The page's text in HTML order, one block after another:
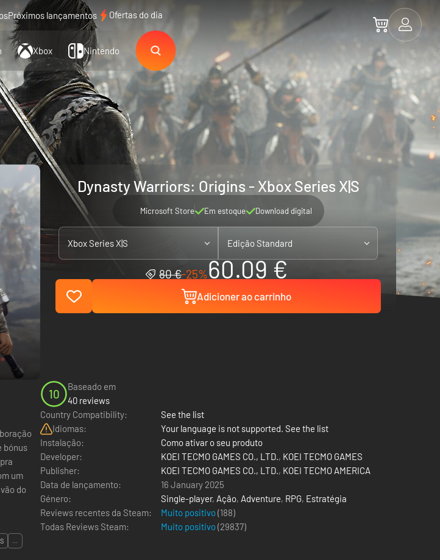
Próximos lançamentos Ofertas do dia
Xbox Nintendo
Dynasty Warriors: Origins - Xbox Series X|S
Microsoft Store Em estoque Download digital
Xbox Series X|S Edição Standard
80 €-25%60.09 €
Adicioner ao carrinho
bónus
um
do
10
Baseado em
40 reviews
Country Compatibility:
See the list
Idiomas:
Your language is not supported. See the list
Instalação:
Como ativar o seu produto
Developer:
KOEI TECMO GAMES CO., LTD., KOEI TECMO GAMES
Publisher:
KOEI TECMO GAMES CO., LTD., KOEI TECMO AMERICA
Data de lançamento:
16 January 2025
Género:
Single-player, Ação, Adventure, RPG, Estratégia
Reviews recentes da Steam:
Muito positivo(188)
Todas Reviews Steam:
Muito positivo(29837)
...